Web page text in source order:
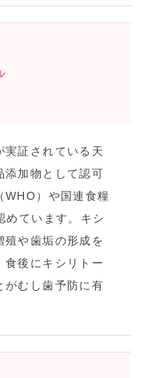
実証されている天
添加物として認可
WHO）や国連食糧
めています。キシ
殖や歯垢の形成を
食後にキシリトー
がむし歯予防に有